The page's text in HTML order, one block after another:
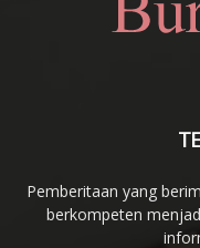
Pemberitaan yang
berkompeten